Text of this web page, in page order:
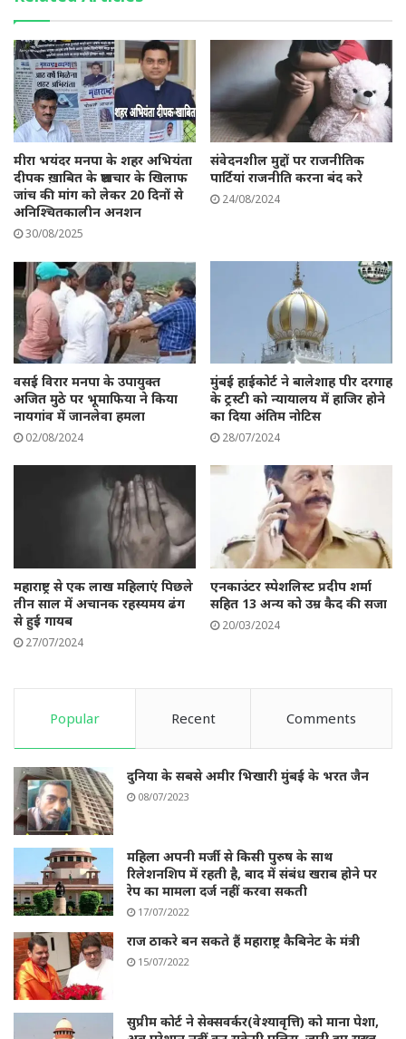
A
p
p
b
o
o
k
r ra
m
dI
मीरा भयंदर मनपा के शहर अभियंता
दीपक ख़ाबित के भ्रष्टाचार के खिलाफ
जांच की मांग को लेकर 20 दिनों से
अनिश्चितकालीन अनशन
30/08/2025
संवेदनशील मुद्दों पर राजनीतिक
पार्टियां राजनीति करना बंद करे
24/08/2024
वसई विरार मनपा के उपायुक्त
अजित मुठे पर भूमाफिया ने किया
नायगांव में जानलेवा हमला
02/08/2024
मुंबई हाईकोर्ट ने बालेशाह पीर दरगाह
के ट्रस्टी को न्यायालय में हाजिर होने
का दिया अंतिम नोटिस
28/07/2024
महाराष्ट्र से एक लाख महिलाएं पिछले
तीन साल में अचानक रहस्यमय ढंग
से हुई गायब
27/07/2024
एनकाउंटर स्पेशलिस्ट प्रदीप शर्मा
सहित 13 अन्य को उम्र कैद की सजा
20/03/2024
Popular Recent Comments
दुनिया के सबसे अमीर भिखारी मुंबई के भरत जैन
08/07/2023
महिला अपनी मर्जी से किसी पुरुष के साथ
रिलेशनशिप में रहती है, बाद में संबंध खराब होने पर
रेप का मामला दर्ज नहीं करवा सकती
17/07/2022
राज ठाकरे बन सकते हैं महाराष्ट्र कैबिनेट के मंत्री
15/07/2022
सुप्रीम कोर्ट ने सेक्सवर्कर(वेश्यावृत्ति) को माना पेशा,